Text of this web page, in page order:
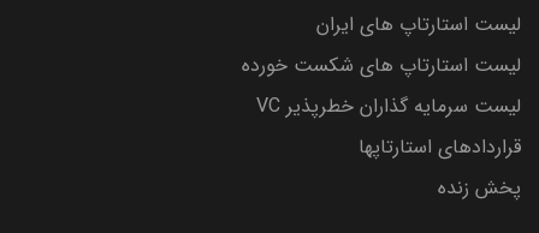
لیست استارتاپ های ایران
لیست استارتاپ های شکست خورده
لیست سرمایه گذاران خطرپذیر VC
قراردادهای استارتاپها
پخش زنده